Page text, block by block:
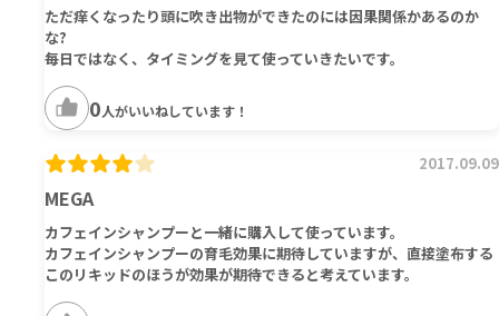
ただ痒くなったり頭に吹き出物ができたのには因果関係かあるのか
な?
毎日ではなく、タイミングを見て使っていきたいです。
0人がいいねしています！
MEGA
2017.09.09
カフェインシャンプーと一緒に購入して使っています。
カフェインシャンプーの育毛効果に期待していますが、直接塗布する
このリキッドのほうが効果が期待できると考えています。